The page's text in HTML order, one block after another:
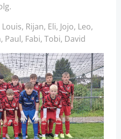
Rijan, Eli, Jojo, Leo,
Paul, Fabi, Tobi, David